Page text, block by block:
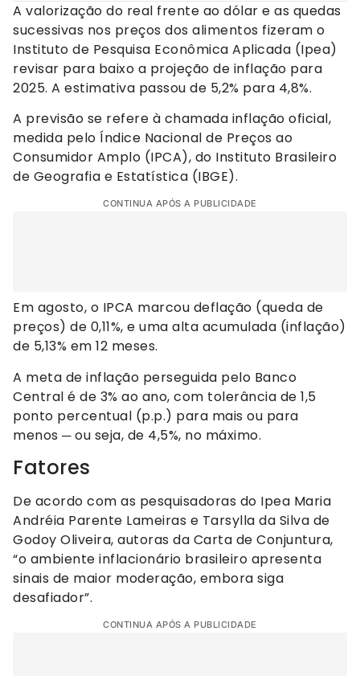
A valorização do real frente ao dólar e as quedas
sucessivas nos preços dos alimentos fizeram o
Instituto de Pesquisa Econômica Aplicada (Ipea)
revisar para baixo a projeção de inflação para
2025. A estimativa passou de 5,2% para 4,8%.
A previsão se refere à chamada inflação oficial,
medida pelo Índice Nacional de Preços ao
Consumidor Amplo (IPCA), do Instituto Brasileiro
de Geografia e Estatística (IBGE).
CONTINUA APÓS A PUBLICIDADE
Em agosto, o IPCA marcou deflação (queda de
preços) de 0,11%, e uma alta acumulada (inflação)
de 5,13% em 12 meses.
A meta de inflação perseguida pelo Banco
Central é de 3% ao ano, com tolerância de 1,5
ponto percentual (p.p.) para mais ou para
menos ─ ou seja, de 4,5%, no máximo.
Fatores
De acordo com as pesquisadoras do Ipea Maria
Andréia Parente Lameiras e Tarsylla da Silva de
Godoy Oliveira, autoras da Carta de Conjuntura,
“o ambiente inflacionário brasileiro apresenta
sinais de maior moderação, embora siga
desafiador”.
CONTINUA APÓS A PUBLICIDADE